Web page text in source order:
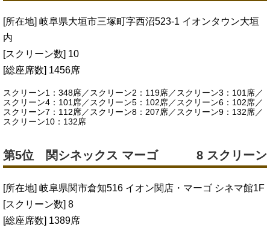
[所在地] 岐阜県大垣市三塚町字西沼523-1 イオンタウン大垣
内
[スクリーン数] 10
[総座席数] 1456席
スクリーン1：348席／スクリーン2：119席／スクリーン3：101席／
スクリーン4：101席／スクリーン5：102席／スクリーン6：102席／
スクリーン7：112席／スクリーン8：207席／スクリーン9：132席／
スクリーン10：132席
第5位 関シネックス マーゴ 8 スクリーン
[所在地] 岐阜県関市倉知516 イオン関店・マーゴ シネマ館1F
[スクリーン数] 8
[総座席数] 1389席